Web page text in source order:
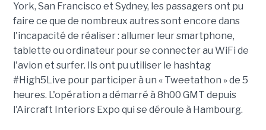
York, San Francisco et Sydney, les passagers ont pu
faire ce que de nombreux autres sont encore dans
l'incapacité de réaliser : allumer leur smartphone,
tablette ou ordinateur pour se connecter au WiFi de
l'avion et surfer. Ils ont pu utiliser le hashtag
#High5Live pour participer à un « Tweetathon » de 5
heures. L'opération a démarré à 8h00 GMT depuis
l'Aircraft Interiors Expo qui se déroule à Hambourg.